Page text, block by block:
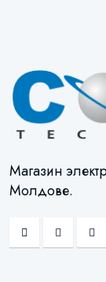
Магазин
Молдове.